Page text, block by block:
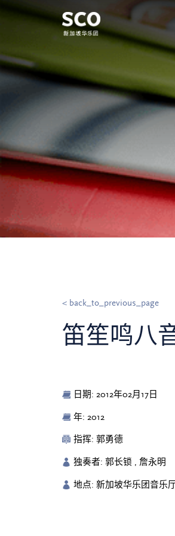
< back_to_previous_page
笛笙鸣八
日期: 2012年02月17日
年: 2012
指挥: 郭勇德
独奏者: 郭长锁 , 詹永明
地点: 新加坡华乐团音乐